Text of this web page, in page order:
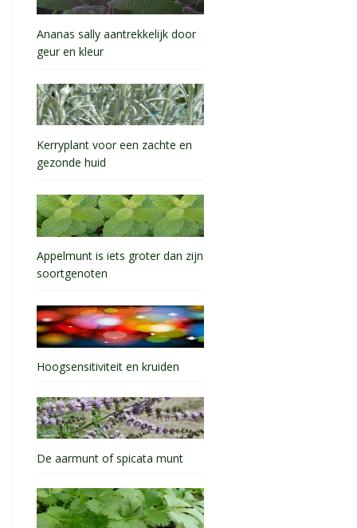
Ananas sally aantrekkelijk door
geur en kleur
Kerryplant voor een zachte en
gezonde huid
Appelmunt is iets groter dan zijn
soortgenoten
Hoogsensitiviteit en kruiden
De aarmunt of spicata munt